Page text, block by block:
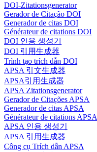
DOI-Zitationsgenerator
Gerador de Citação DOI
Generador de citas DOI
Générateur de citations DOI
DOI 인용 생성기
DOI 引用生成器
Trình tạo trích dẫn DOI
APSA 引文生成器
APSA引用生成器
APSA Zitationsgenerator
Gerador de Citações APSA
Generador de citas APSA
Générateur de citations APSA
APSA 인용 생성기
APSA 引用生成器
Công cụ Trích dẫn APSA